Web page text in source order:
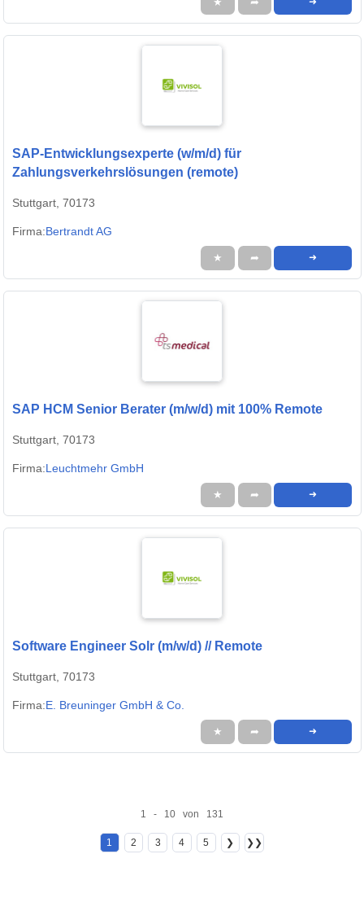
SAP-Entwicklungsexperte (w/m/d) für
Zahlungsverkehrslösungen (remote)
Stuttgart, 70173
Firma:Bertrandt AG
★ ➦ ➜
SAP HCM Senior Berater (m/w/d) mit 100% Remote
Stuttgart, 70173
Firma:Leuchtmehr GmbH
★ ➦ ➜
Software Engineer Solr (m/w/d) // Remote
Stuttgart, 70173
Firma:E. Breuninger GmbH & Co.
★ ➦ ➜
1 - 10 von 131
1 2 3 4 5 ❯ ❯❯